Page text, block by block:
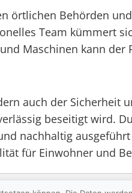
örtlichen Behörden
Team kümmert
Maschinen kann der
auch der Sicherheit
beseitigt wird.
nachhaltig
für Einwohner und